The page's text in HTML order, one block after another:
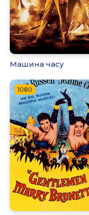
Машина часу
1080